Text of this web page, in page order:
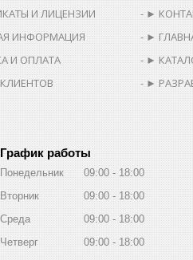
И ЛИЦЕНЗИИ
ИНФОРМАЦИЯ
И ОПЛАТА
►
►
►
►
График работы
Понедельник 09:00
18:00
Вторник
09:00
18:00
Среда
09:00
18:00
Четверг
09:00
18:00